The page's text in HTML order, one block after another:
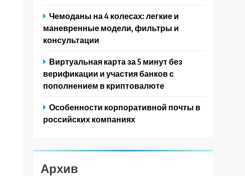
Чемоданы на 4 колесах: легкие и
маневренные модели, фильтры и
консультации
Виртуальная карта за 5 минут без
верификации и участия банков с
пополнением в криптовалюте
Особенности корпоративной почты в
российских компаниях
Архив